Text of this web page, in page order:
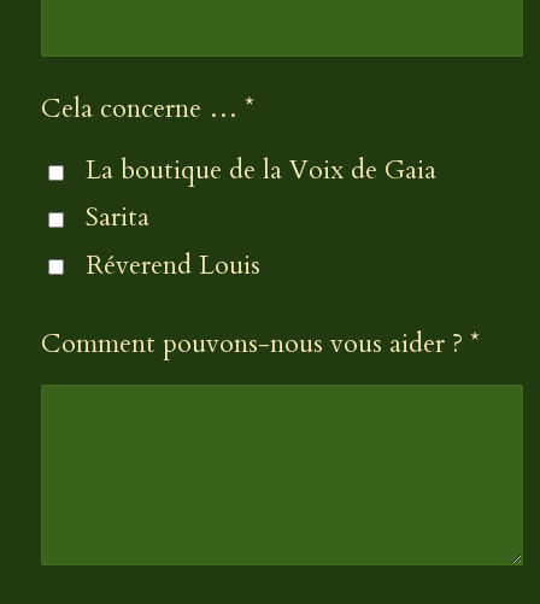
Cela concerne … *
La boutique de la Voix de Gaia
Sarita
Réverend Louis
Comment pouvons-nous vous aider ? *